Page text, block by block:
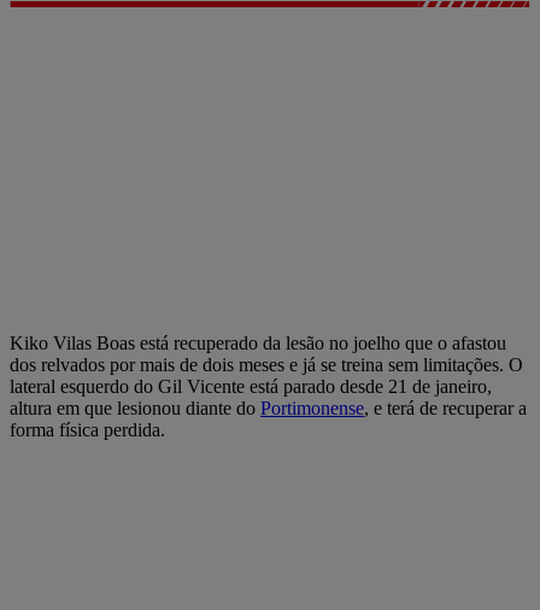
Kiko Vilas Boas está recuperado da lesão no joelho que o afastou
dos relvados por mais de dois meses e já se treina sem limitações. O
lateral esquerdo do Gil Vicente está parado desde 21 de janeiro,
altura em que lesionou diante do Portimonense, e terá de recuperar a
forma física perdida.